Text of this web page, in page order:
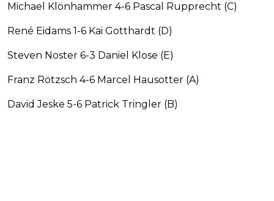
Michael Klönhammer 4-6 Pascal Rupprecht (C)
René Eidams 1-6 Kai Gotthardt (D)
Steven Noster 6-3 Daniel Klose (E)
Franz Rötzsch 4-6 Marcel Hausotter (A)
David Jeske 5-6 Patrick Tringler (B)